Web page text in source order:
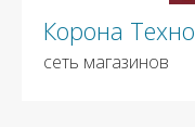
Корона Техно
сеть магазинов